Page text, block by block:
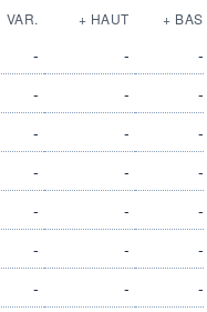
VAR. + HAUT + BAS
- -
-
- -
-
- -
-
- -
-
- -
-
- -
-
- -
-